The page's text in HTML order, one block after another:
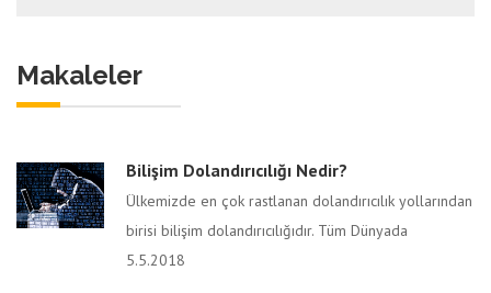
Makaleler
Bilişim Dolandırıcılığı Nedir?
Ülkemizde en çok rastlanan dolandırıcılık yollarından
birisi bilişim dolandırıcılığıdır. Tüm Dünyada
5.5.2018